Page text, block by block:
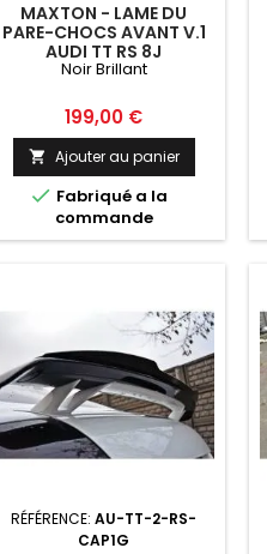
MAXTON - LAME DU
PARE-CHOCS AVANT V.1
AUDI TT RS 8J
Noir Brillant
Prix
199,00 €
 Ajouter au panier
 Fabriqué a la
commande
RÉFÉRENCE:AU-TT-2-RS-
CAP1G